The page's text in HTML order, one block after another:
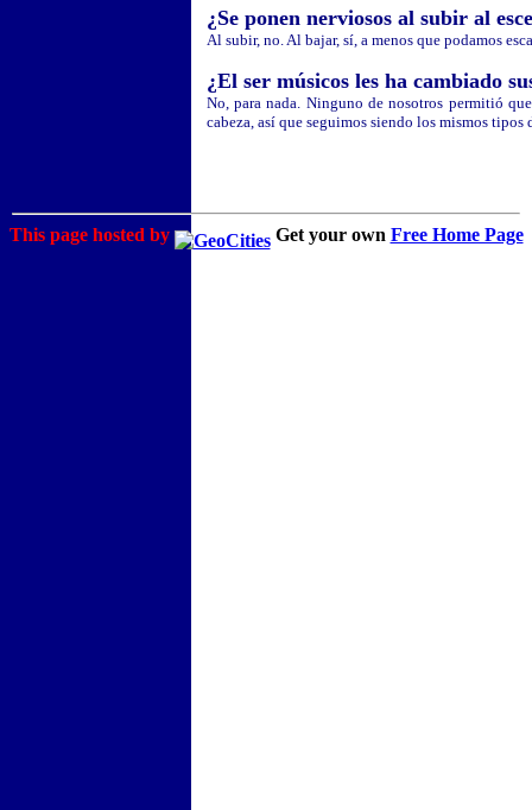
¿Se ponen nerviosos al subir al
Al subir, no. Al bajar, sí, a menos que podamos
¿El ser músicos les ha cambiado
No, para nada. Ninguno de nosotros permitió
cabeza, así que seguimos siendo los mismos tipos
This page hosted by Get your own Free Home Page